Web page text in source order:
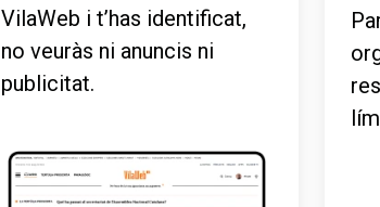
VilaWeb i t’has identificat,
no veuràs ni anuncis ni
publicitat.